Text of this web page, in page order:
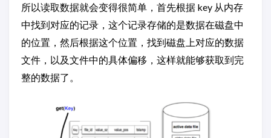
所以读取数据就会变得很简单，首先根据 key 从内存
中找到对应的记录，这个记录存储的是数据在磁盘中
的位置，然后根据这个位置，找到磁盘上对应的数据
文件，以及文件中的具体偏移，这样就能够获取到完
整的数据了。